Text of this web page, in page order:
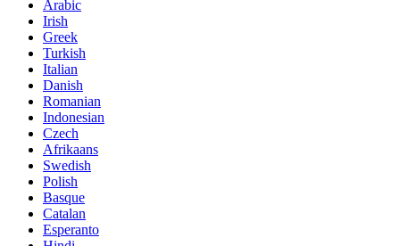
Arabic
Irish
Greek
Turkish
Italian
Danish
Romanian
Indonesian
Czech
Afrikaans
Swedish
Polish
Basque
Catalan
Esperanto